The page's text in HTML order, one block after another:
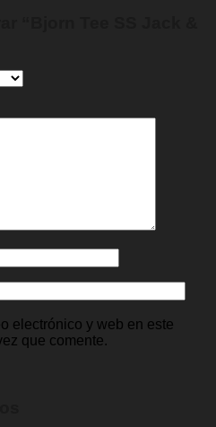
electrónico y web en este
que comente.